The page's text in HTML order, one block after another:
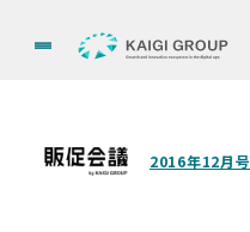
2016年12月号